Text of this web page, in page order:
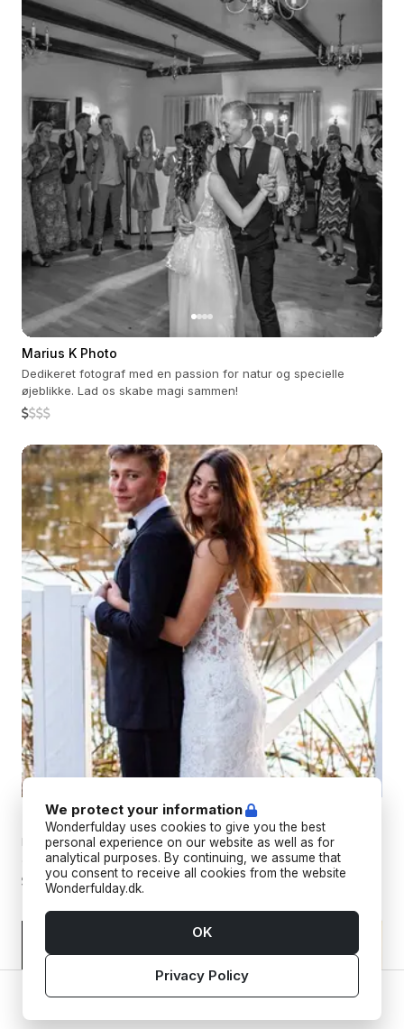
Marius K Photo
Dedikeret fotograf med en passion for natur og specielle
øjeblikke. Lad os skabe magi sammen!
Bryllupsfilm
Professionelle bryllupsfotografer, der fanger jeres minder fra
alle vinkler med både billeder og videoer.
We protect your information
Wonderfulday uses cookies to give you the best
personal experience on our website as well as for
analytical purposes. By continuing, we assume that
you consent to receive all cookies from the website
Wonderfulday.dk.
Privacy Policy
OK